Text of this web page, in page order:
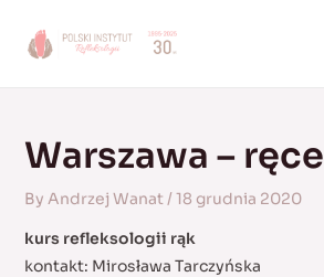
Warszawa – ręce
By Andrzej Wanat/18 grudnia 2020
kurs refleksologii rąk
kontakt: Mirosława Tarczyńska